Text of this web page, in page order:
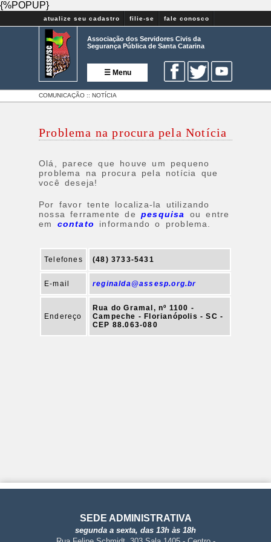
{%POPUP}
Associação dos Servidores Civis da
Segurança Pública de Santa Catarina
atualize seu cadastro filie-se fale conosco
☰ Menu
COMUNICAÇÃO :: NOTÍCIA
Problema na procura pela Notícia
Olá, parece que houve um pequeno
problema na procura pela notícia que
você deseja!
Por favor tente localiza-la utilizando
nossa ferramente de pesquisa
ou entre
em contato informando o problema.
Telefones (48) 3733-5431
E-mail reginalda@assesp.org.br
Endereço
Rua do Gramal, nº 1100 -
Campeche - Florianópolis - SC -
CEP 88.063-080
SEDE ADMINISTRATIVA
segunda a sexta, das 13h às 18h